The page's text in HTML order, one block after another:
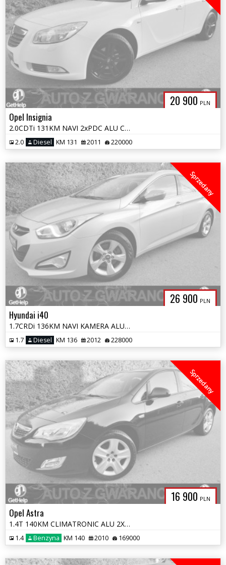
20 900 PLN
Opel Insignia
2.0CDTi 131KM NAVI 2xPDC ALU CLIMATRONIC GRZANE FOTELE OPŁATY GWARANC
2.0 Diesel KM 131 2011 220000
26 900 PLN
Sprzedany
Hyundai i40
1.7CRDi 136KM NAVI KAMERA ALU 2xPDC GRZANE FOTELE OPŁATY GWARANCJA
1.7 Diesel KM 136 2012 228000
16 900 PLN
Sprzedany
Opel Astra
1.4T 140KM CLIMATRONIC ALU 2XPDC GRZANE FOTELE OPŁATY GWARANCJA
1.4 Benzyna KM 140 2010 169000